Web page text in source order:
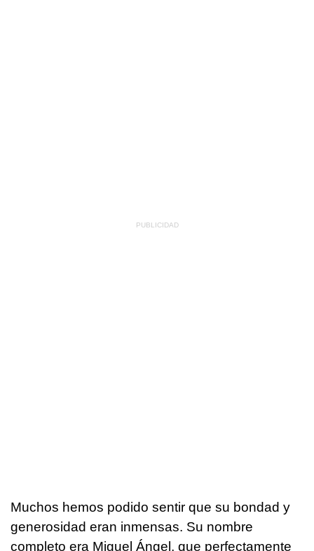
Muchos hemos podido sentir que su bondad y
generosidad eran inmensas. Su nombre
completo era Miguel Ángel, que perfectamente